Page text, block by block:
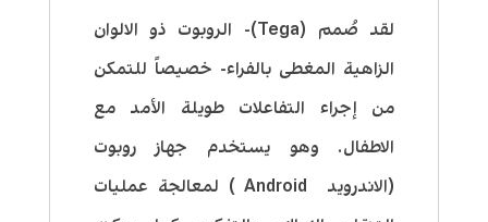
لقد صُمم (Tega)- الروبوت ذو الالوان
الزاهية المغطى بالفراء- خصيصاً للتمكن
من إجراء التفاعلات طويلة الأمد مع
الاطفال. وهو يستخدم جهاز روبوت
(الاندرويد Android ) لمعالجة عمليات